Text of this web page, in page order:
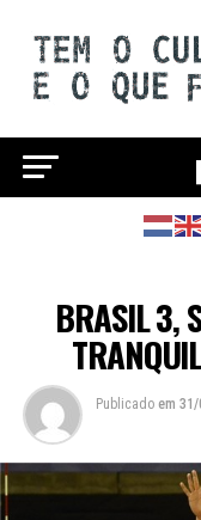
BRASIL 3,
Publicado em 31/